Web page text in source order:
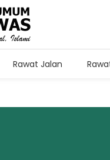
Jam Kunjung Pasien
Rawat Jalan